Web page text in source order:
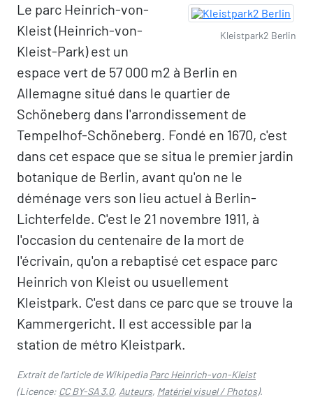
Kleistpark2 Berlin
Le parc Heinrich-von-
Kleist (Heinrich-von-
Kleist-Park) est un
espace vert de 57 000 m2 à Berlin en
Allemagne situé dans le quartier de
Schöneberg dans l'arrondissement de
Tempelhof-Schöneberg. Fondé en 1670, c'est
dans cet espace que se situa le premier jardin
botanique de Berlin, avant qu'on ne le
déménage vers son lieu actuel à Berlin-
Lichterfelde. C'est le 21 novembre 1911, à
l'occasion du centenaire de la mort de
l'écrivain, qu'on a rebaptisé cet espace parc
Heinrich von Kleist ou usuellement
Kleistpark. C'est dans ce parc que se trouve la
Kammergericht. Il est accessible par la
station de métro Kleistpark.
Extrait de l'article de WikipediaParc Heinrich-von-Kleist
(Licence: CC BY-SA 3.0, Auteurs, Matériel visuel / Photos).